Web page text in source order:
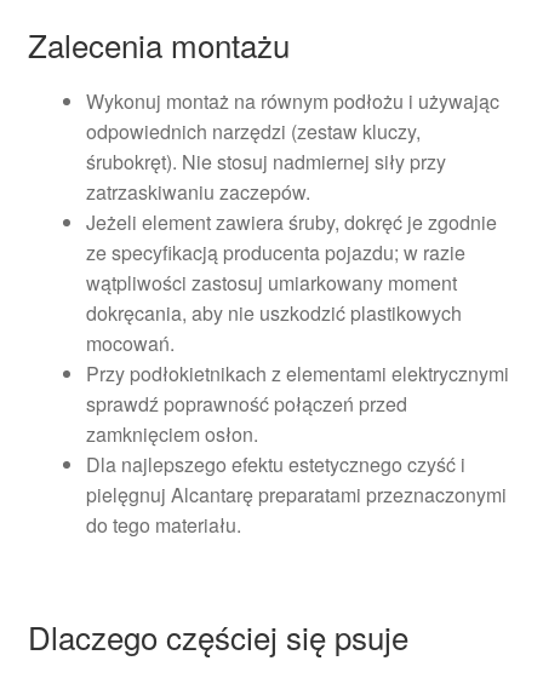
Zalecenia montażu
Wykonuj montaż na równym podłożu i używając
odpowiednich narzędzi (zestaw kluczy,
śrubokręt). Nie stosuj nadmiernej siły przy
zatrzaskiwaniu zaczepów.
Jeżeli element zawiera śruby, dokręć je zgodnie
ze specyfikacją producenta pojazdu; w razie
wątpliwości zastosuj umiarkowany moment
dokręcania, aby nie uszkodzić plastikowych
mocowań.
Przy podłokietnikach z elementami elektrycznymi
sprawdź poprawność połączeń przed
zamknięciem osłon.
Dla najlepszego efektu estetycznego czyść i
pielęgnuj Alcantarę preparatami przeznaczonymi
do tego materiału.
Dlaczego częściej się psuje